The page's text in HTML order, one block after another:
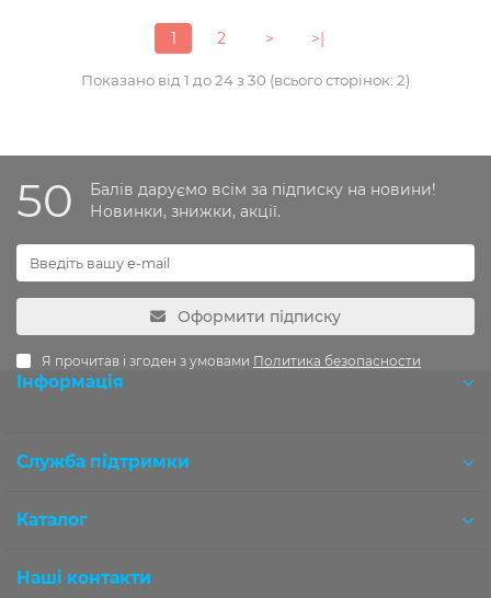
1 2 > >|
Показано від 1 до 24 з 30 (всього сторінок: 2)
50
Балів даруємо всім за підписку на новини!
Новинки, знижки, акції.
Оформити підписку
Я прочитав і згоден з умовами Политика безопасности
Інформація
Служба підтримки
Каталог
Наші контакти